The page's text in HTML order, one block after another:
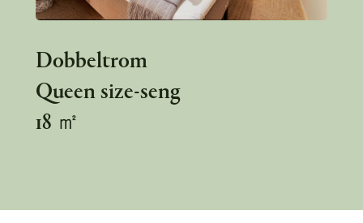
Dobbeltrom
Queen size-seng
18 ㎡